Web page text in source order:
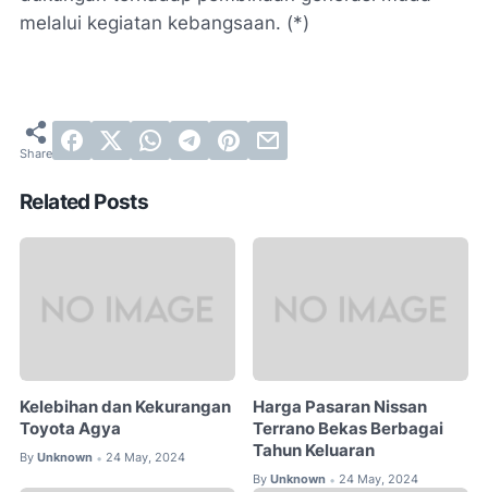
melalui kegiatan kebangsaan. (*)
Related Posts
Kelebihan dan Kekurangan
Toyota Agya
By Unknown • 24 May, 2024
Harga Pasaran Nissan
Terrano Bekas Berbagai
Tahun Keluaran
By Unknown • 24 May, 2024